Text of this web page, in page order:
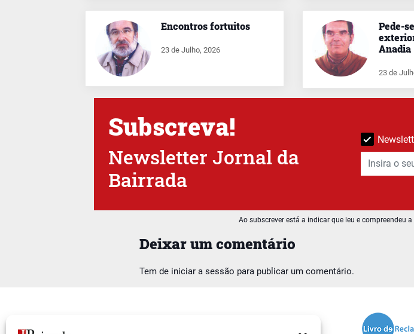
Deixar um comentário
Tem de iniciar a sessão para publicar um comentário.
Encontros fortuitos
23 de Julho, 2026
Pede-
Anadia
23 de
Subscreva!
Newsletter Jornal da
Bairrada
Ao subscrever está a indicar que leu e compreendeu a